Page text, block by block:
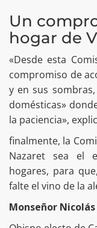
Un
hogar de
«Desde esta
compromiso de
y en sus
domésticas»
la paciencia»,
finalmente, la
Nazaret sea el
hogares, para
falte el vino de la
Monseñor